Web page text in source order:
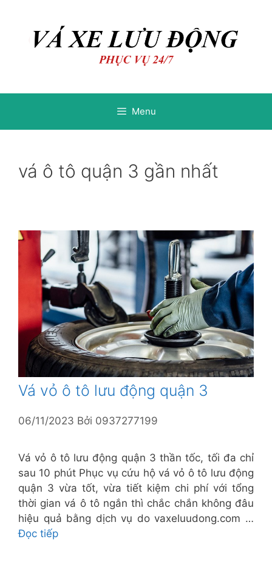
Menu
vá ô tô quận 3 gần nhất
Vá vỏ ô tô lưu động quận 3
06/11/2023 Bởi 0937277199
Vá vỏ ô tô lưu động quận 3 thần tốc, tối đa chỉ
sau 10 phút Phục vụ cứu hộ vá vỏ ô tô lưu động
quận 3 vừa tốt, vừa tiết kiệm chi phí với tổng
thời gian vá ô tô ngắn thì chắc chắn không đâu
hiệu quả bằng dịch vụ do vaxeluudong.com …
Đọc tiếp